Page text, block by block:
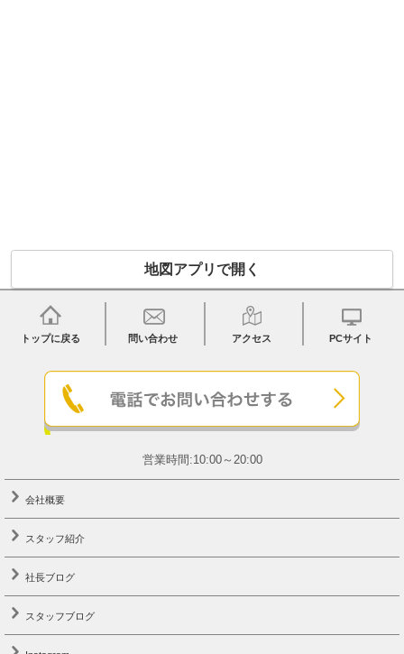
地図アプリで開く
トップに戻る 問い合わせ アクセス PCサイト
営業時間:10:00～20:00
会社概要
スタッフ紹介
社長ブログ
スタッフブログ